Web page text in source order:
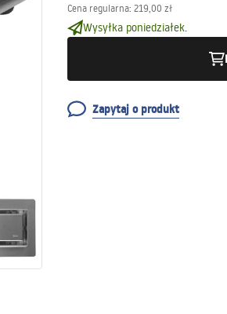
Cena regularna: 219,00 zł
Wysyłka poniedziałek.
Zapytaj o produkt